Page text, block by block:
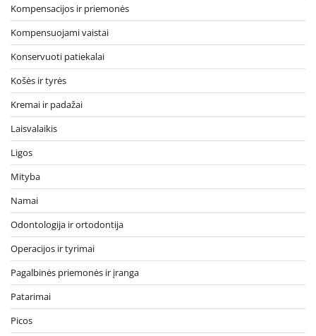
Kompensacijos ir priemonės
Kompensuojami vaistai
Konservuoti patiekalai
Košės ir tyrės
Kremai ir padažai
Laisvalaikis
Ligos
Mityba
Namai
Odontologija ir ortodontija
Operacijos ir tyrimai
Pagalbinės priemonės ir įranga
Patarimai
Picos